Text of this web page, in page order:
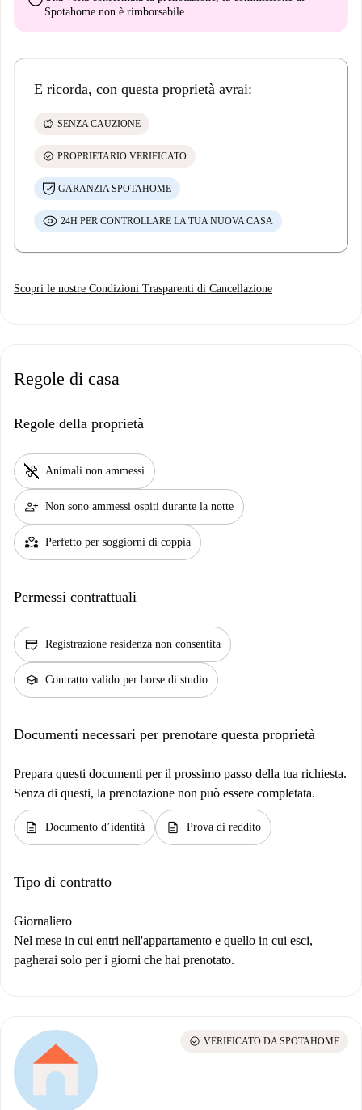
Spotahome non è rimborsabile
E ricorda, con questa proprietà avrai:
savings SENZA CAUZIONE
check_circle PROPRIETARIO VERIFICATO
GARANZIA SPOTAHOME
24H PER CONTROLLARE LA TUA NUOVA CASA
Scopri le nostre Condizioni Trasparenti di Cancellazione
Regole di casa
Regole della proprietà
pet_supplies Animali non ammessi
person_add Non sono ammessi ospiti durante la notte
partner_heart Perfetto per soggiorni di coppia
Permessi contrattuali
credit_score Registrazione residenza non consentita
school Contratto valido per borse di studio
Documenti necessari per prenotare questa proprietà
Prepara questi documenti per il prossimo passo della tua richiesta.
Senza di questi, la prenotazione non può essere completata.
description Documento d’identità description Prova di reddito
Tipo di contratto
Giornaliero
Nel mese in cui entri nell'appartamento e quello in cui esci,
pagherai solo per i giorni che hai prenotato.
check_circle VERIFICATO DA SPOTAHOME